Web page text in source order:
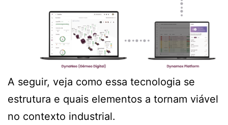
A seguir, veja como essa tecnologia se
estrutura e quais elementos a tornam viável
no contexto industrial.